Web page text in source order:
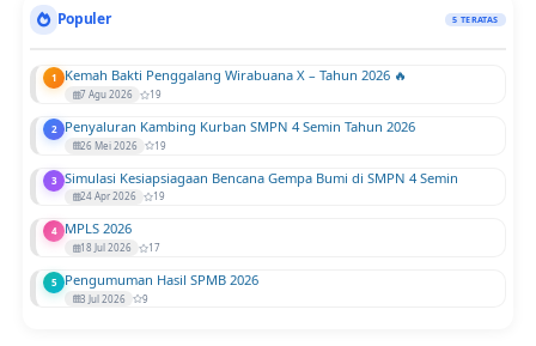
Populer 5 TERATAS
1 Kemah Bakti Penggalang Wirabuana X – Tahun 2026 🔥
7 Agu 2026 19
2 Penyaluran Kambing Kurban SMPN 4 Semin Tahun 2026
26 Mei 2026 19
3 Simulasi Kesiapsiagaan Bencana Gempa Bumi di SMPN 4 Semin
24 Apr 2026 19
4 MPLS 2026
18 Jul 2026 17
5 Pengumuman Hasil SPMB 2026
3 Jul 2026 9